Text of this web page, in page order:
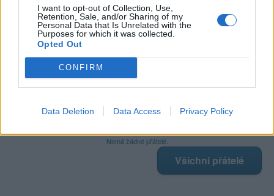
I want to opt-out of Collection, Use,
Retention, Sale, and/or Sharing of my
Personal Data that Is Unrelated with the
Purposes for which it was collected.
Opted Out
CONFIRM
Data Deletion Data Access Privacy Policy
Poslední 3 příspěvky na mé zdi
Zobrazit celou mou zeď
Nemá žádné přátelé.
Všichni přátelé